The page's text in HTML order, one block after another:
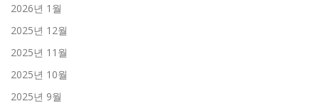
2026년 1월
2025년 12월
2025년 11월
2025년 10월
2025년 9월